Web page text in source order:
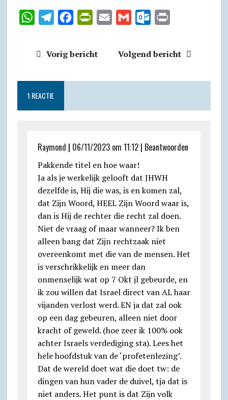
W
s
A
p
T
g
r
a
b
o
t
r
d
l
l
l
o
k
t
Vorig bericht Volgend bericht
1 REACTIE
Raymond | 06/11/2023 om 11:12| Beantwoorden
Pakkende titel en hoe waar!
Ja als je werkelijk gelooft dat JHWH
dezelfde is, Hij die was, is en komen zal,
dat Zijn Woord, HEEL Zijn Woord waar is,
dan is Hij de rechter die recht zal doen.
Niet de vraag of maar wanneer? Ik ben
alleen bang dat Zijn rechtzaak niet
overeenkomt met die van de mensen. Het
is verschrikkelijk en meer dan
onmenselijk wat op 7 Okt jl gebeurde, en
ik zou willen dat Israel direct van AL haar
vijanden verlost werd. EN ja dat zal ook
op een dag gebeuren, alleen niet door
kracht of geweld. (hoe zeer ik 100% ook
achter Israels verdediging sta). Lees het
hele hoofdstuk van de ‘profetenlezing’.
Dat de wereld doet wat die doet tw: de
dingen van hun vader de duivel, tja dat is
niet anders. Het punt is dat Zijn volk